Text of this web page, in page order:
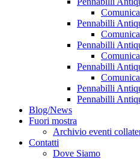
Pennabilli
Pennabilli
Pennabilli
Pennabilli
Pennabilli
Blog/News
Fuori mostra
Archivio eventi
Contatti
Dove Siamo